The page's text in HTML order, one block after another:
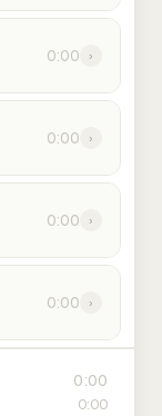
0:00 ›
0:00 ›
0:00 ›
0:00 ›
0:00
0:00